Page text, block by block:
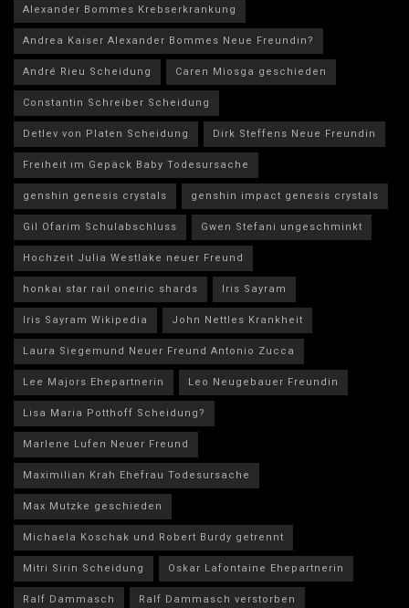
Alexander Bommes Krebserkrankung
Andrea Kaiser Alexander Bommes Neue Freundin?
André Rieu Scheidung
Caren Miosga geschieden
Constantin Schreiber Scheidung
Detlev von Platen Scheidung
Dirk Steffens Neue Freundin
Freiheit im Gepäck Baby Todesursache
genshin genesis crystals
genshin impact genesis crystals
Gil Ofarim Schulabschluss
Gwen Stefani ungeschminkt
Hochzeit Julia Westlake neuer Freund
honkai star rail oneiric shards
Iris Sayram
Iris Sayram Wikipedia
John Nettles Krankheit
Laura Siegemund Neuer Freund Antonio Zucca
Lee Majors Ehepartnerin
Leo Neugebauer Freundin
Lisa Maria Potthoff Scheidung?
Marlene Lufen Neuer Freund
Maximilian Krah Ehefrau Todesursache
Max Mutzke geschieden
Michaela Koschak und Robert Burdy getrennt
Mitri Sirin Scheidung
Oskar Lafontaine Ehepartnerin
Ralf Dammasch
Ralf Dammasch verstorben